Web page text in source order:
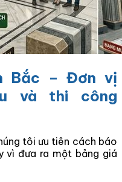
Bắc – Đơn vị
và thi công
tôi ưu tiên cách báo
vì đưa ra một bảng giá